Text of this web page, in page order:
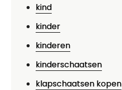
kind
kinder
kinderen
kinderschaatsen
klapschaatsen kopen